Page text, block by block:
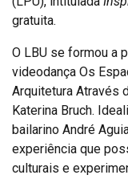
gratuita.
O LBU se formou a
videodança Os
Arquitetura Através
Katerina Bruch.
bailarino André
experiência que
culturais e